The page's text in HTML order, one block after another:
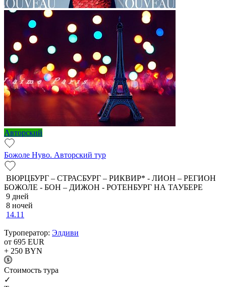
Авторский
Божоле Нуво. Авторский тур
ВЮРЦБУРГ – СТРАСБУРГ – РИКВИР* - ЛИОН – РЕГИОН
БОЖОЛЕ - БОН – ДИЖОН - РОТЕНБУРГ НА ТАУБЕРЕ
9 дней
8 ночей
14.11
Туроператор: Элдиви
от 695 EUR
+ 250 BYN
Cтоимость тура
✓